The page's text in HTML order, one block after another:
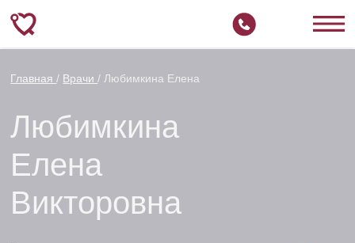
Любимкина
Елена
Викторовна
Главная/ Врачи/ Любимкина Елена